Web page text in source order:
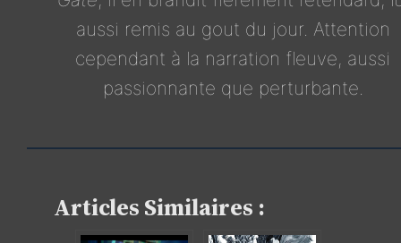
aussi remis au gout du jour. Attention
cependant à la narration fleuve, aussi
passionnante que perturbante.
Articles Similaires :